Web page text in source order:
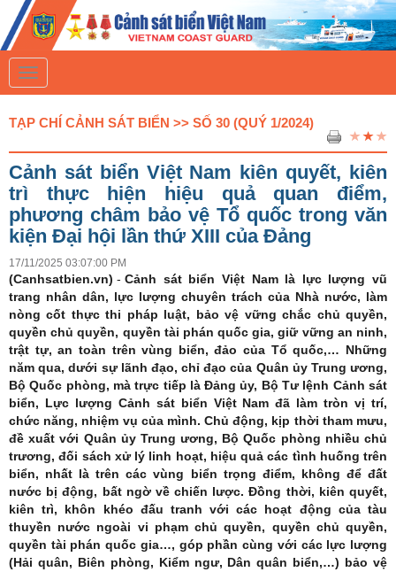
T
o
g
l
a
g
a
t
n
TẠP CHÍ CẢNH SÁT BIỂN >> SỐ 30 (QUÝ 1/2024)
Cảnh sát biển Việt Nam kiên quyết, kiên
trì thực hiện hiệu quả quan điểm,
phương châm bảo vệ Tổ quốc trong văn
kiện Đại hội lần thứ XIII của Đảng
17/11/2025 03:07:00 PM
(Canhsatbien.vn) - Cảnh sát biển Việt Nam là lực lượng vũ
trang nhân dân, lực lượng chuyên trách của Nhà nước, làm
nòng cốt thực thi pháp luật, bảo vệ vững chắc chủ quyền,
quyền chủ quyền, quyền tài phán quốc gia, giữ vững an ninh,
trật tự, an toàn trên vùng biển, đảo của Tổ quốc,… Những
năm qua, dưới sự lãnh đạo, chỉ đạo của Quân ủy Trung ương,
Bộ Quốc phòng, mà trực tiếp là Đảng ủy, Bộ Tư lệnh Cảnh sát
biển, Lực lượng Cảnh sát biển Việt Nam đã làm tròn vị trí,
chức năng, nhiệm vụ của mình. Chủ động, kịp thời tham mưu,
đề xuất với Quân ủy Trung ương, Bộ Quốc phòng nhiều chủ
trương, đối sách xử lý linh hoạt, hiệu quả các tình huống trên
biển, nhất là trên các vùng biển trọng điểm, không để đất
nước bị động, bất ngờ về chiến lược. Đồng thời, kiên quyết,
kiên trì, khôn khéo đấu tranh với các hoạt động của tàu
thuyền nước ngoài vi phạm chủ quyền, quyền chủ quyền,
quyền tài phán quốc gia…, góp phần cùng với các lực lượng
(Hải quân, Biên phòng, Kiểm ngư, Dân quân biển,…) bảo vệ